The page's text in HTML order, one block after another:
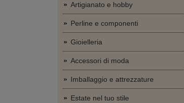
Artigianato e hobby
Perline e componenti
Gioielleria
Accessori di moda
Imballaggio e attrezzature
Estate nel tuo stile